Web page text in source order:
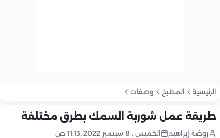
الرئيسية المطبخ وصفات
طريقة عمل شوربة السمك بطرق مختلفة
روضة إبراهيم الخميس , 8 سبتمبر 2022 ,11:13 ص